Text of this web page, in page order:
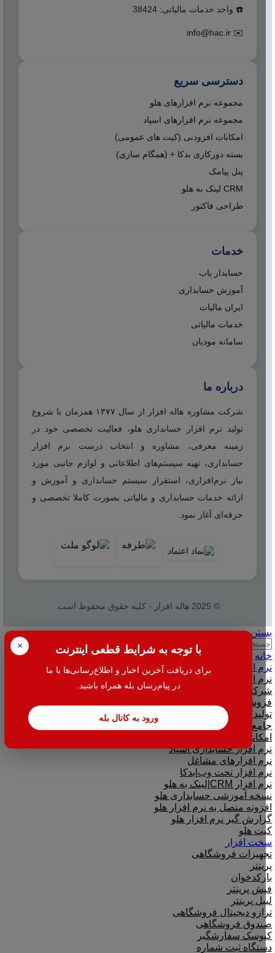
× با توجه به شرایط قطعی اینترنت
برای دریافت آخرین اخبار و اطلاع‌رسانی‌ها با ما
در پیام‌رسان بله همراه باشید.
ورود به کانال بله
☎️ واحد خدمات مالیاتی: 38424
✉️
info@hac.ir
دسترسی سریع
مجموعه نرم افزارهای هلو
مجموعه نرم افزارهای اسپاد
امکانات افزودنی (کیت های عمومی)
بسته دورکاری بدکا + (همگام سازی)
پنل پیامک
CRM لینک به هلو
طراحی فاکتور
خدمات
حسابدار یاب
آموزش حسابداری
ایران مالیات
خدمات مالیاتی
سامانه مودیان
درباره ما
شرکت مشاوره هاله افزار از سال ۱۳۷۷ همزمان با شروع
تولید نرم افزار حسابداری هلو، فعالیت تخصصی خود در
زمینه معرفی، مشاوره و انتخاب درست نرم افزار
حسابداری، تهیه سیستم‌های اطلاعاتی و لوازم جانبی مورد
نیاز نرم‌افزاری، استقرار سیستم حسابداری و آموزش و
ارائه خدمات حسابداری و مالیاتی بصورت کاملا تخصصی و
حرفه‌ای آغاز نمود.
© 2025 هاله افزار - کلیه حقوق محفوظ است.
بستن
جستجو
خانه
نرم افزار
نرم افزار حسابداری هلو
شرکتی
فروشگاهی
تولیدی
جامع و صنعتی
امکانات افزودنی ( کیت های عمومی )
نرم افزار حسابداری اسپاد
نرم افزارهای مشاغل
نرم افزار تحت وب|بدکا
نرم افزار CRM|لینک به هلو
نسخه آموزشی حسابداری هلو
افزونه متصل به نرم افزار هلو
گزارش گیر نرم افزار هلو
کیت هلو
سخت افزار
تجهیزات فروشگاهی
پرینتر
بارکدخوان
فیش پرینتر
لیبل پرینتر
ترازو دیجیتال فروشگاهی
صندوق فروشگاهی
کیوسک سفارشگیر
دستگاه ثبت شماره